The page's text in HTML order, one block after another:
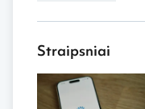
Straipsniai